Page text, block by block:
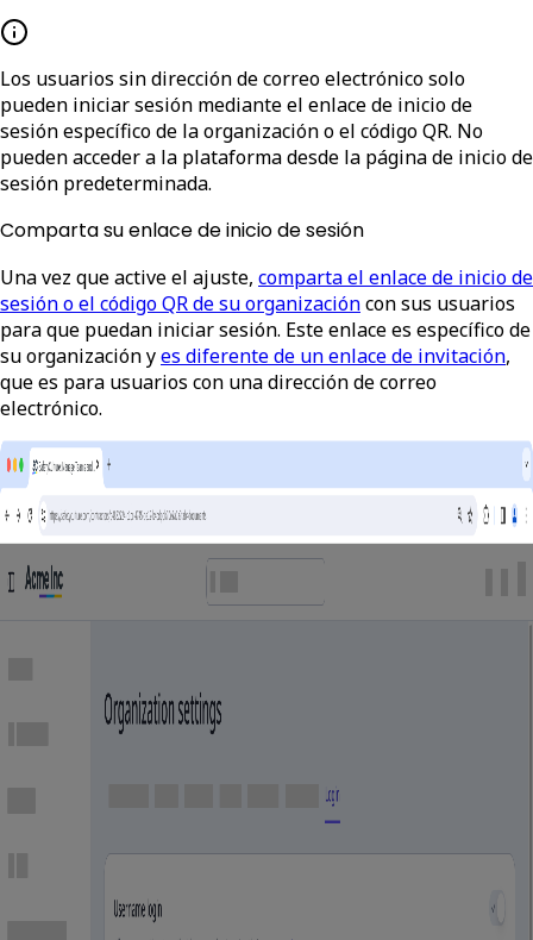
Los usuarios sin dirección de correo electrónico solo
pueden iniciar sesión mediante el enlace de inicio de
sesión específico de la organización o el código QR. No
pueden acceder a la plataforma desde la página de inicio de
sesión predeterminada.
Comparta su enlace de inicio de sesión
Una vez que active el ajuste, comparta el enlace de inicio de
sesión o el código QR de su organizacióncon sus usuarios
para que puedan iniciar sesión. Este enlace es específico de
su organización yes diferente de un enlace de invitación,
que es para usuarios con una dirección de correo
electrónico.